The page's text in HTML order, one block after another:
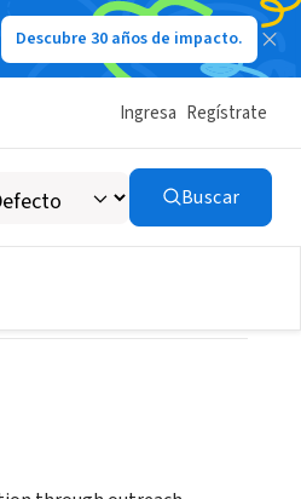
Descubre 30 años de impacto.
Ingresa Regístrate
Buscar